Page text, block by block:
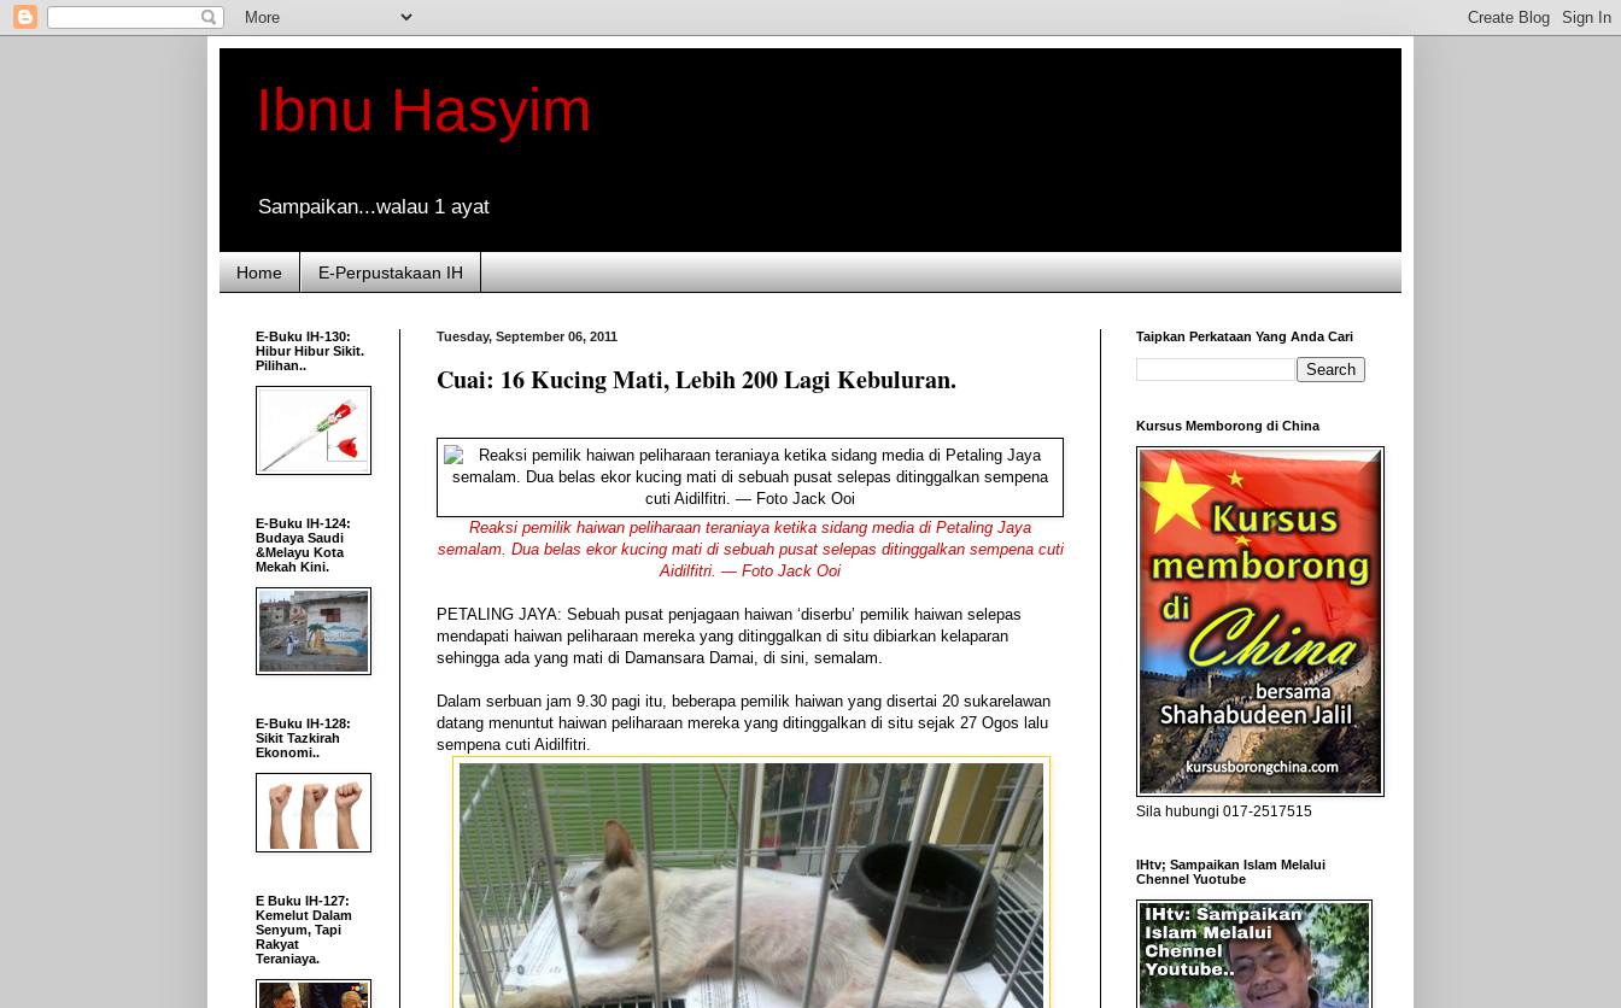
Ibnu Hasyim
Sampaikan...walau 1 ayat
Home E-Perpustakaan IH
Tuesday, September 06, 2011
Cuai: 16 Kucing Mati, Lebih 200 Lagi Kebuluran.
Reaksi pemilik haiwan peliharaan teraniaya ketika sidang media di Petaling Jaya
semalam. Dua belas ekor kucing mati di sebuah pusat selepas ditinggalkan sempena cuti
Aidilfitri. — Foto Jack Ooi
PETALING JAYA: Sebuah pusat penjagaan haiwan ‘diserbu’ pemilik haiwan selepas
mendapati haiwan peliharaan mereka yang ditinggalkan di situ dibiarkan kelaparan
sehingga ada yang mati di Damansara Damai, di sini, semalam.
Dalam serbuan jam 9.30 pagi itu, beberapa pemilik haiwan yang disertai 20 sukarelawan
datang menuntut haiwan peliharaan mereka yang ditinggalkan di situ sejak 27 Ogos lalu
sempena cuti Aidilfitri.
E-Buku IH-130:
Hibur Hibur Sikit.
Pilihan..
E-Buku IH-124:
Budaya Saudi
&Melayu Kota
Mekah Kini.
E-Buku IH-128:
Sikit Tazkirah
Ekonomi..
E Buku IH-127:
Kemelut Dalam
Senyum, Tapi
Rakyat
Teraniaya.
Taipkan Perkataan Yang Anda Cari
Kursus Memborong di China
Sila hubungi 017-2517515
IHtv; Sampaikan Islam Melalui
Chennel Yuotube